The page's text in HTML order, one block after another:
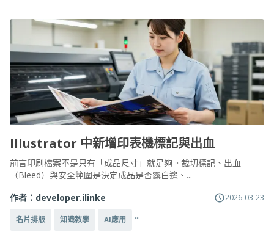
Illustrator 中新增印表機標記與出血
前言印刷檔案不是只有「成品尺寸」就足夠。裁切標記、出血
（Bleed）與安全範圍是決定成品是否露白邊、...
作者： developer.ilinke 2026-03-23
名片排版 知識教學 AI應用 ...